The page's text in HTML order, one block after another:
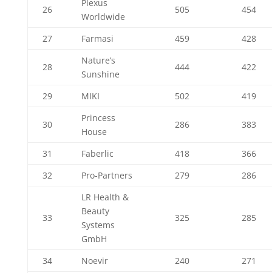
26
Plexus
Worldwide
505 454
27 Farmasi 459 428
28
Nature’s
Sunshine
444 422
29 MIKI 502 419
30
Princess
House
286 383
31 Faberlic 418
366
32
Pro-Partners 279 286
33
LR Health &
Beauty
Systems
GmbH
325 285
34 Noevir 240 271